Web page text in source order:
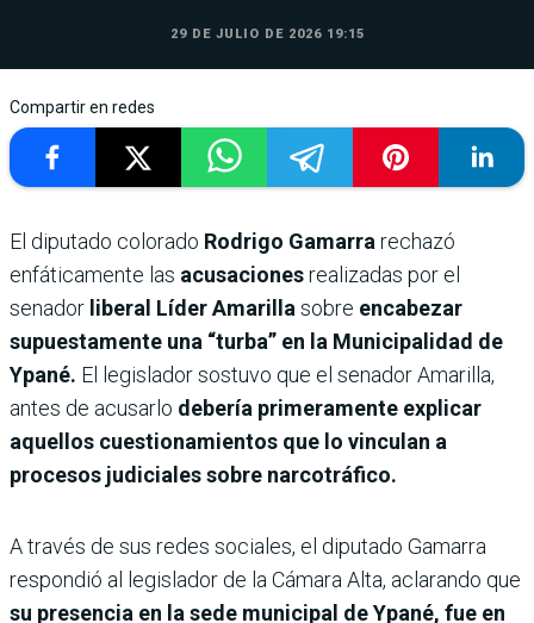
29 DE JULIO DE 2026 19:15
Compartir en redes
El diputado colorado Rodrigo Gamarra rechazó
enfáticamente las acusacionesrealizadas por el
senador liberal Líder Amarilla sobre encabezar
supuestamente una “turba” en la Municipalidad de
Ypané. El legislador sostuvo que el senador Amarilla,
antes de acusarlo debería primeramente explicar
aquellos cuestionamientos que lo vinculan a
procesos judiciales sobre narcotráfico.
A través de sus redes sociales, el diputado Gamarra
respondió al legislador de la Cámara Alta, aclarando que
su presencia en la sede municipal de Ypané, fue en